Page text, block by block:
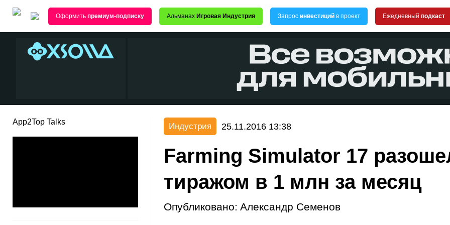
Оформить премиум-подписку Альманах Игровая Индустрия Запрос инвестиций в проект Ежедневный подкаст
App2Top Talks Индустрия 25.11.2016 13:38
Farming Simulator 17
тиражом в 1 млн за месяц
Опубликовано: Александр Семенов